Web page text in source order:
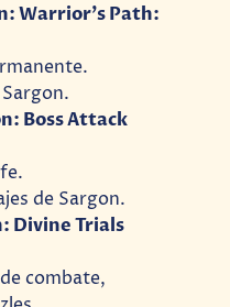
Warrior’s Path:
Boss Attack
de Sargon.
Divine Trials
combate,